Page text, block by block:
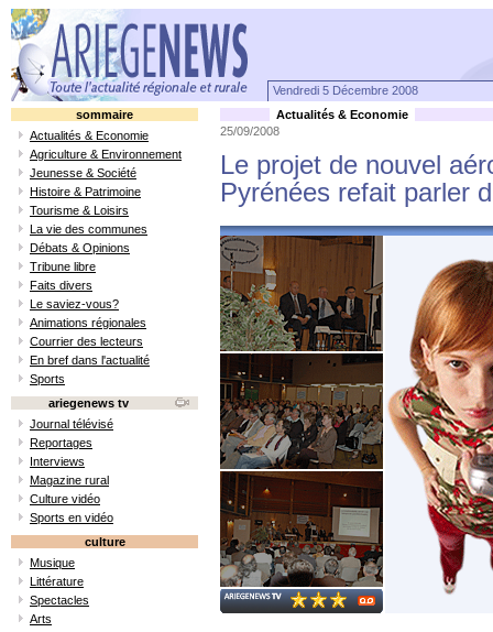
Vendredi 5 Décembre 2008
sommaire
Actualités & Economie
Agriculture & Environnement
Jeunesse & Société
Histoire & Patrimoine
Tourisme & Loisirs
La vie des communes
Débats & Opinions
Tribune libre
Faits divers
Le saviez-vous?
Animations régionales
Courrier des lecteurs
En bref dans l'actualité
Sports
ariegenews tv
Journal télévisé
Reportages
Interviews
Magazine rural
Culture vidéo
Sports en vidéo
culture
Musique
Littérature
Spectacles
Arts
Actualités & Economie
25/09/2008
Le projet de nouvel
Pyrénées refait parler